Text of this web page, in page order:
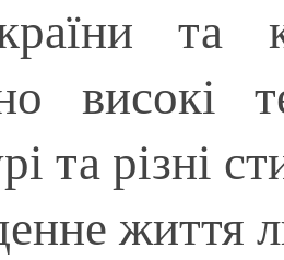
та
високі
та різні
життя